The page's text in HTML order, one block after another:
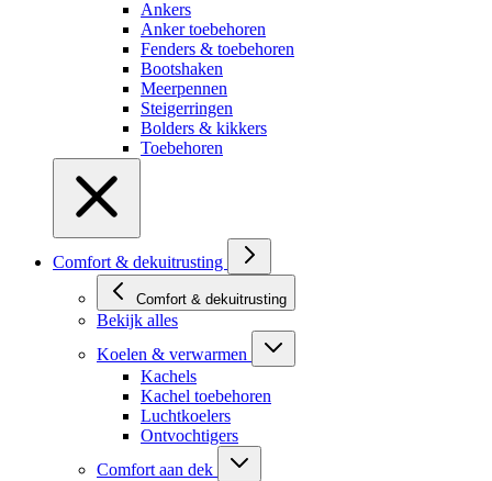
Ankers
Anker toebehoren
Fenders & toebehoren
Bootshaken
Meerpennen
Steigerringen
Bolders & kikkers
Toebehoren
Comfort & dekuitrusting
Comfort & dekuitrusting
Bekijk alles
Koelen & verwarmen
Kachels
Kachel toebehoren
Luchtkoelers
Ontvochtigers
Comfort aan dek